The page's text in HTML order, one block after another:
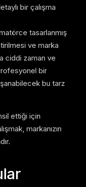
bir çalışma
tasarlanmış
ve marka
ciddi zaman ve
bir
bu tarz
ettiği için
markanızın